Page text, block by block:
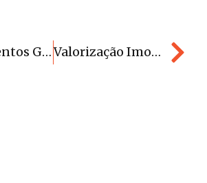
Apartamentos Ganham Espaço No Brasil E Impulsionam Mercado Em Cuiabá Valorização Imobiliária No Longo Prazo: O Que Realmente Influencia O Preço De Um Imóvel